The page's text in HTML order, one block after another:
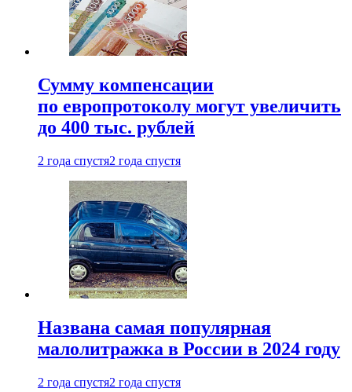
Сумму компенсации
по европротоколу могут увеличить
до 400 тыс. рублей
2 года спустя2 года спустя
Названа самая популярная
малолитражка в России в 2024 году
2 года спустя2 года спустя